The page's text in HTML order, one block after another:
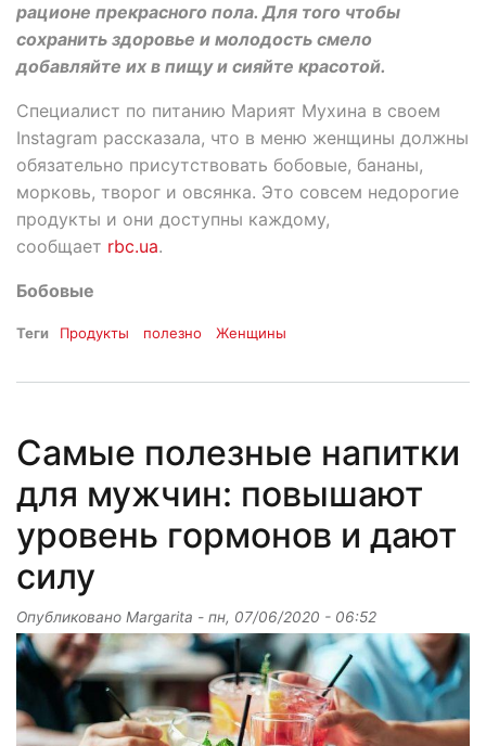
рационе прекрасного пола. Для того чтобы
сохранить здоровье и молодость смело
добавляйте их в пищу и сияйте красотой.
Специалист по питанию Марият Мухина в своем
Instagram рассказала, что в меню женщины должны
обязательно присутствовать бобовые, бананы,
морковь, творог и овсянка. Это совсем недорогие
продукты и они доступны каждому,
сообщает rbc.ua.
Бобовые
Теги Продукты полезно Женщины
Самые полезные напитки
для мужчин: повышают
уровень гормонов и дают
силу
Опубликовано Margarita - пн, 07/06/2020 - 06:52